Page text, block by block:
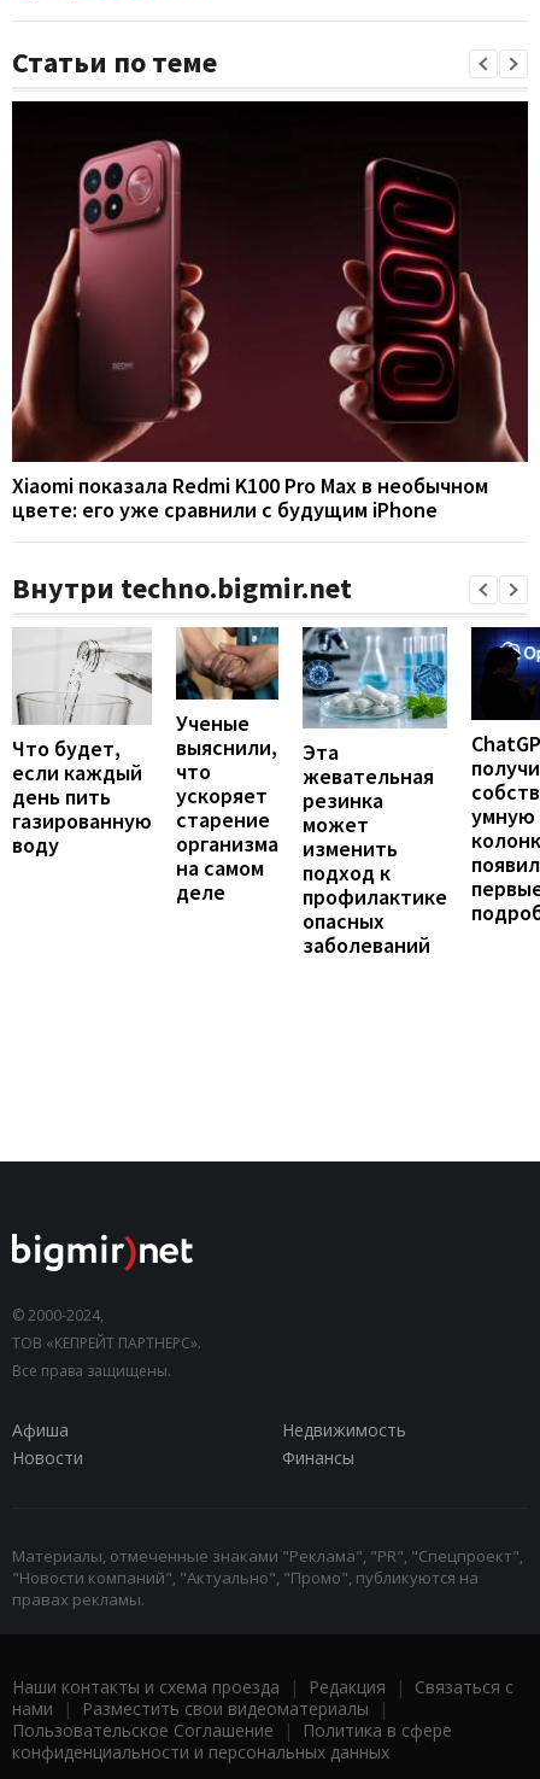
Статьи по теме
Xiaomi показала Redmi K100 Pro Max в необычном
цвете: его уже сравнили с будущим iPhone
Внутри techno.bigmir.net
Что будет,
если каждый
день пить
газированную
воду
Ученые
выяснили,
что
ускоряет
старение
организма
на самом
деле
Эта
жевательная
резинка
может
изменить
подход к
профилактике
опасных
заболеваний
умную
© 2000-2024,
ТОВ «КЕПРЕЙТ ПАРТНЕРС».
Все права защищены.
Афиша
Недвижимость
Новости
Финансы
Материалы, отмеченные знаками "Реклама", "PR", "Спецпроект",
"Новости компаний", "Актуально", "Промо", публикуются на
правах рекламы.
Наши контакты и схема проезда | Редакция | Связаться с
нами | Разместить свои видеоматериалы |
Пользовательское Соглашение |
Политика в сфере
конфиденциальности и персональных данных